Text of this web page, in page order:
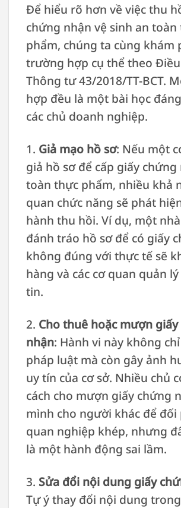
Để hiểu rõ hơn về việc thu
chứng nhận vệ sinh an toàn
phẩm, chúng ta cùng khám
trường hợp cụ thể theo
Thông tư 43/2018/TT-BCT.
hợp đều là một bài học
các chủ doanh nghiệp.
1. Giả mạo hồ sơ: Nếu một
giả hồ sơ để cấp giấy chứng
toàn thực phẩm, nhiều khả
quan chức năng sẽ phát
hành thu hồi. Ví dụ, một
đánh tráo hồ sơ để có giấy
không đúng với thực tế sẽ
hàng và các cơ quan quản
tin.
2. Cho thuê hoặc mượn
nhận: Hành vi này không
pháp luật mà còn gây ảnh
uy tín của cơ sở. Nhiều chủ
cách cho mượn giấy chứng
mình cho người khác để đối
quan nghiệp khép, nhưng
là một hành động sai lầm.
3. Sửa đổi nội dung giấy
Tự ý thay đổi nội dung